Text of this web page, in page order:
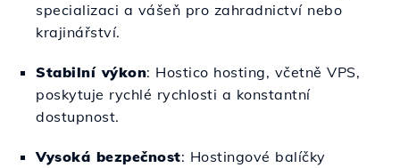
specializaci a vášeň pro zahradnictví nebo
krajinářství.
Stabilní výkon: Hostico hosting, včetně VPS,
poskytuje rychlé rychlosti a konstantní
dostupnost.
Vysoká bezpečnost: Hostingové balíčky